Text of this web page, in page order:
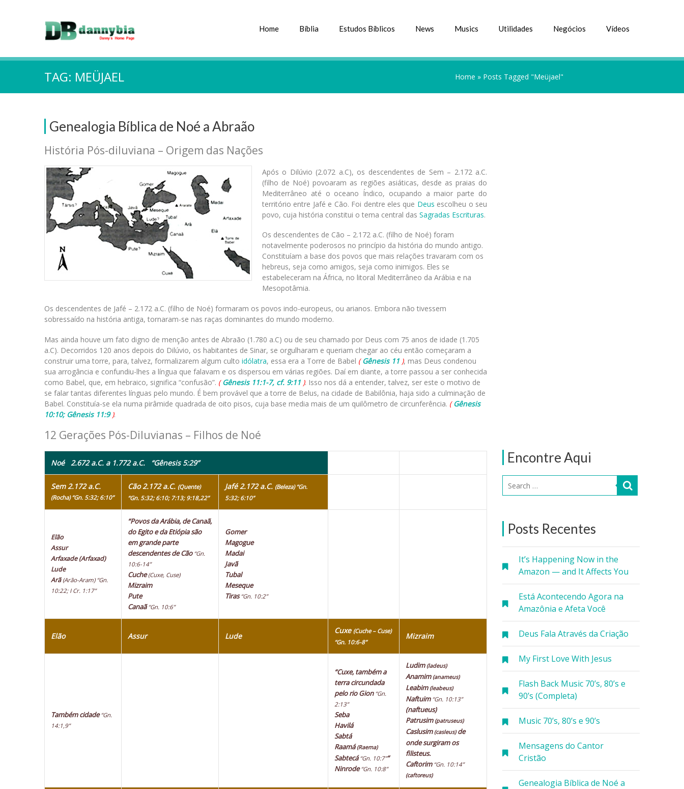
Home Bíblia Estudos Bíblicos News Musics Utilidades Negócios Vídeos
TAG: MEÜJAEL Home » Posts Tagged "Meüjael"
Encontre Aqui
Posts Recentes
It’s Happening Now in the
Amazon — and It Affects You
Está Acontecendo Agora na
Amazônia e Afeta Você
Deus Fala Através da Criação
My First Love With Jesus
Flash Back Music 70’s, 80’s e
90’s (Completa)
Music 70’s, 80’s e 90’s
Mensagens do Cantor
Cristão
Genealogia Bíblica de Noé a
Genealogia Bíblica de Noé a Abraão
História Pós-diluviana – Origem das Nações
Após o Dilúvio (2.072 a.C), os descendentes de Sem – 2.172 a.C.
(filho de Noé) povoaram as regiões asiáticas, desde as praias do
Mediterrâneo até o oceano Índico, ocupando a maior parte do
território entre Jafé e Cão. Foi dentre eles que Deus escolheu o seu
povo, cuja história constitui o tema central das Sagradas Escrituras.
Os descendentes de Cão – 2.172 a.C. (filho de Noé) foram
notavelmente poderosos no princípio da história do mundo antigo.
Constituíam a base dos povos que mais relações travaram com os
hebreus, seja como amigos, seja como inimigos. Eles se
estabeleceram na África, no litoral Mediterrâneo da Arábia e na
Mesopotâmia.
Os descendentes de Jafé – 2.172 a.C. (filho de Noé) formaram os povos indo-europeus, ou arianos. Embora não tivessem
sobressaído na história antiga, tornaram-se nas raças dominantes do mundo moderno.
Mas ainda houve um fato digno de menção antes de Abraão (1.780 a.C) ou de seu chamado por Deus com 75 anos de idade (1.705
a.C). Decorridos 120 anos depois do Dilúvio, os habitantes de Sinar, se orgulharam e queriam chegar ao céu então começaram a
construir uma torre, para, talvez, formalizarem algum culto idólatra, essa era a Torre de Babel (Gênesis 11 ), mas Deus condenou
sua arrogância e confundiu-lhes a língua que falavam e os dispersou em várias regiões. Daí em diante, a torre passou a ser conhecida
como Babel, que, em hebraico, significa “confusão”. (Gênesis 11:1-7, cf. 9:11 ). Isso nos dá a entender, talvez, ser este o motivo de
se falar tantas diferentes línguas pelo mundo. É bem provável que a torre de Belus, na cidade de Babilônia, haja sido a culminação de
Babel. Constituía-se ela numa pirâmide quadrada de oito pisos, cuja base media mais de um quilômetro de circunferência. (Gênesis
10:10; Gênesis 11:9).
12 Gerações Pós-Diluvianas – Filhos de Noé
Noé 2.672 a.C. a 1.772 a.C. “Gênesis 5:29”
Sem 2.172 a.C.
(Rocha) “Gn. 5:32; 6:10”
Cão 2.172 a.C. (Quente)
“Gn. 5:32; 6:10; 7:13; 9:18,22”
Jafé 2.172 a.C. (Beleza) “Gn.
5:32; 6:10”
Elão
Assur
Arfaxade (Arfaxad)
Lude
Arã (Arão-Aram) “Gn.
10:22; I Cr. 1:17”
“Povos da Arábia, de Canaã,
do Egito e da Etiópia são
em grande parte
descendentes de Cão “Gn.
10:6-14”
Cuche(Cuxe, Cuse)
Mizraim
Pute
Canaã“Gn. 10:6”
Gomer
Magogue
Madai
Javã
Tubal
Meseque
Tiras“Gn. 10:2”
Elão Assur Lude
Cuxe (Cuche – Cuse)
“Gn. 10:6-8”
Mizraim
Também cidade“Gn.
14:1,9”
“Cuxe, também a
terra circundada
pelo rio Gion “Gn.
2:13”
Seba
Havilá
Sabtá
Raamá(Raema)
Sabtecá“Gn. 10:7”“
Ninrode“Gn. 10:8”
Ludim (ladeus)
Anamim (anameus)
Leabim (leabeus)
Naftuim “Gn. 10:13”
(naftueus)
Patrusim (patruseus)
Caslusim (casleus)de
onde surgiram os
filisteus.
Caftorim “Gn. 10:14”
(caftoreus)